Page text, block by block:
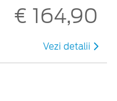
€ 164,90
Vezi detalii